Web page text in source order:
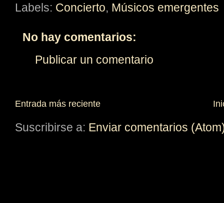
Labels: Concierto, Músicos emergentes
No hay comentarios:
Publicar un comentario
Entrada más reciente
Suscribirse a: Enviar comentarios